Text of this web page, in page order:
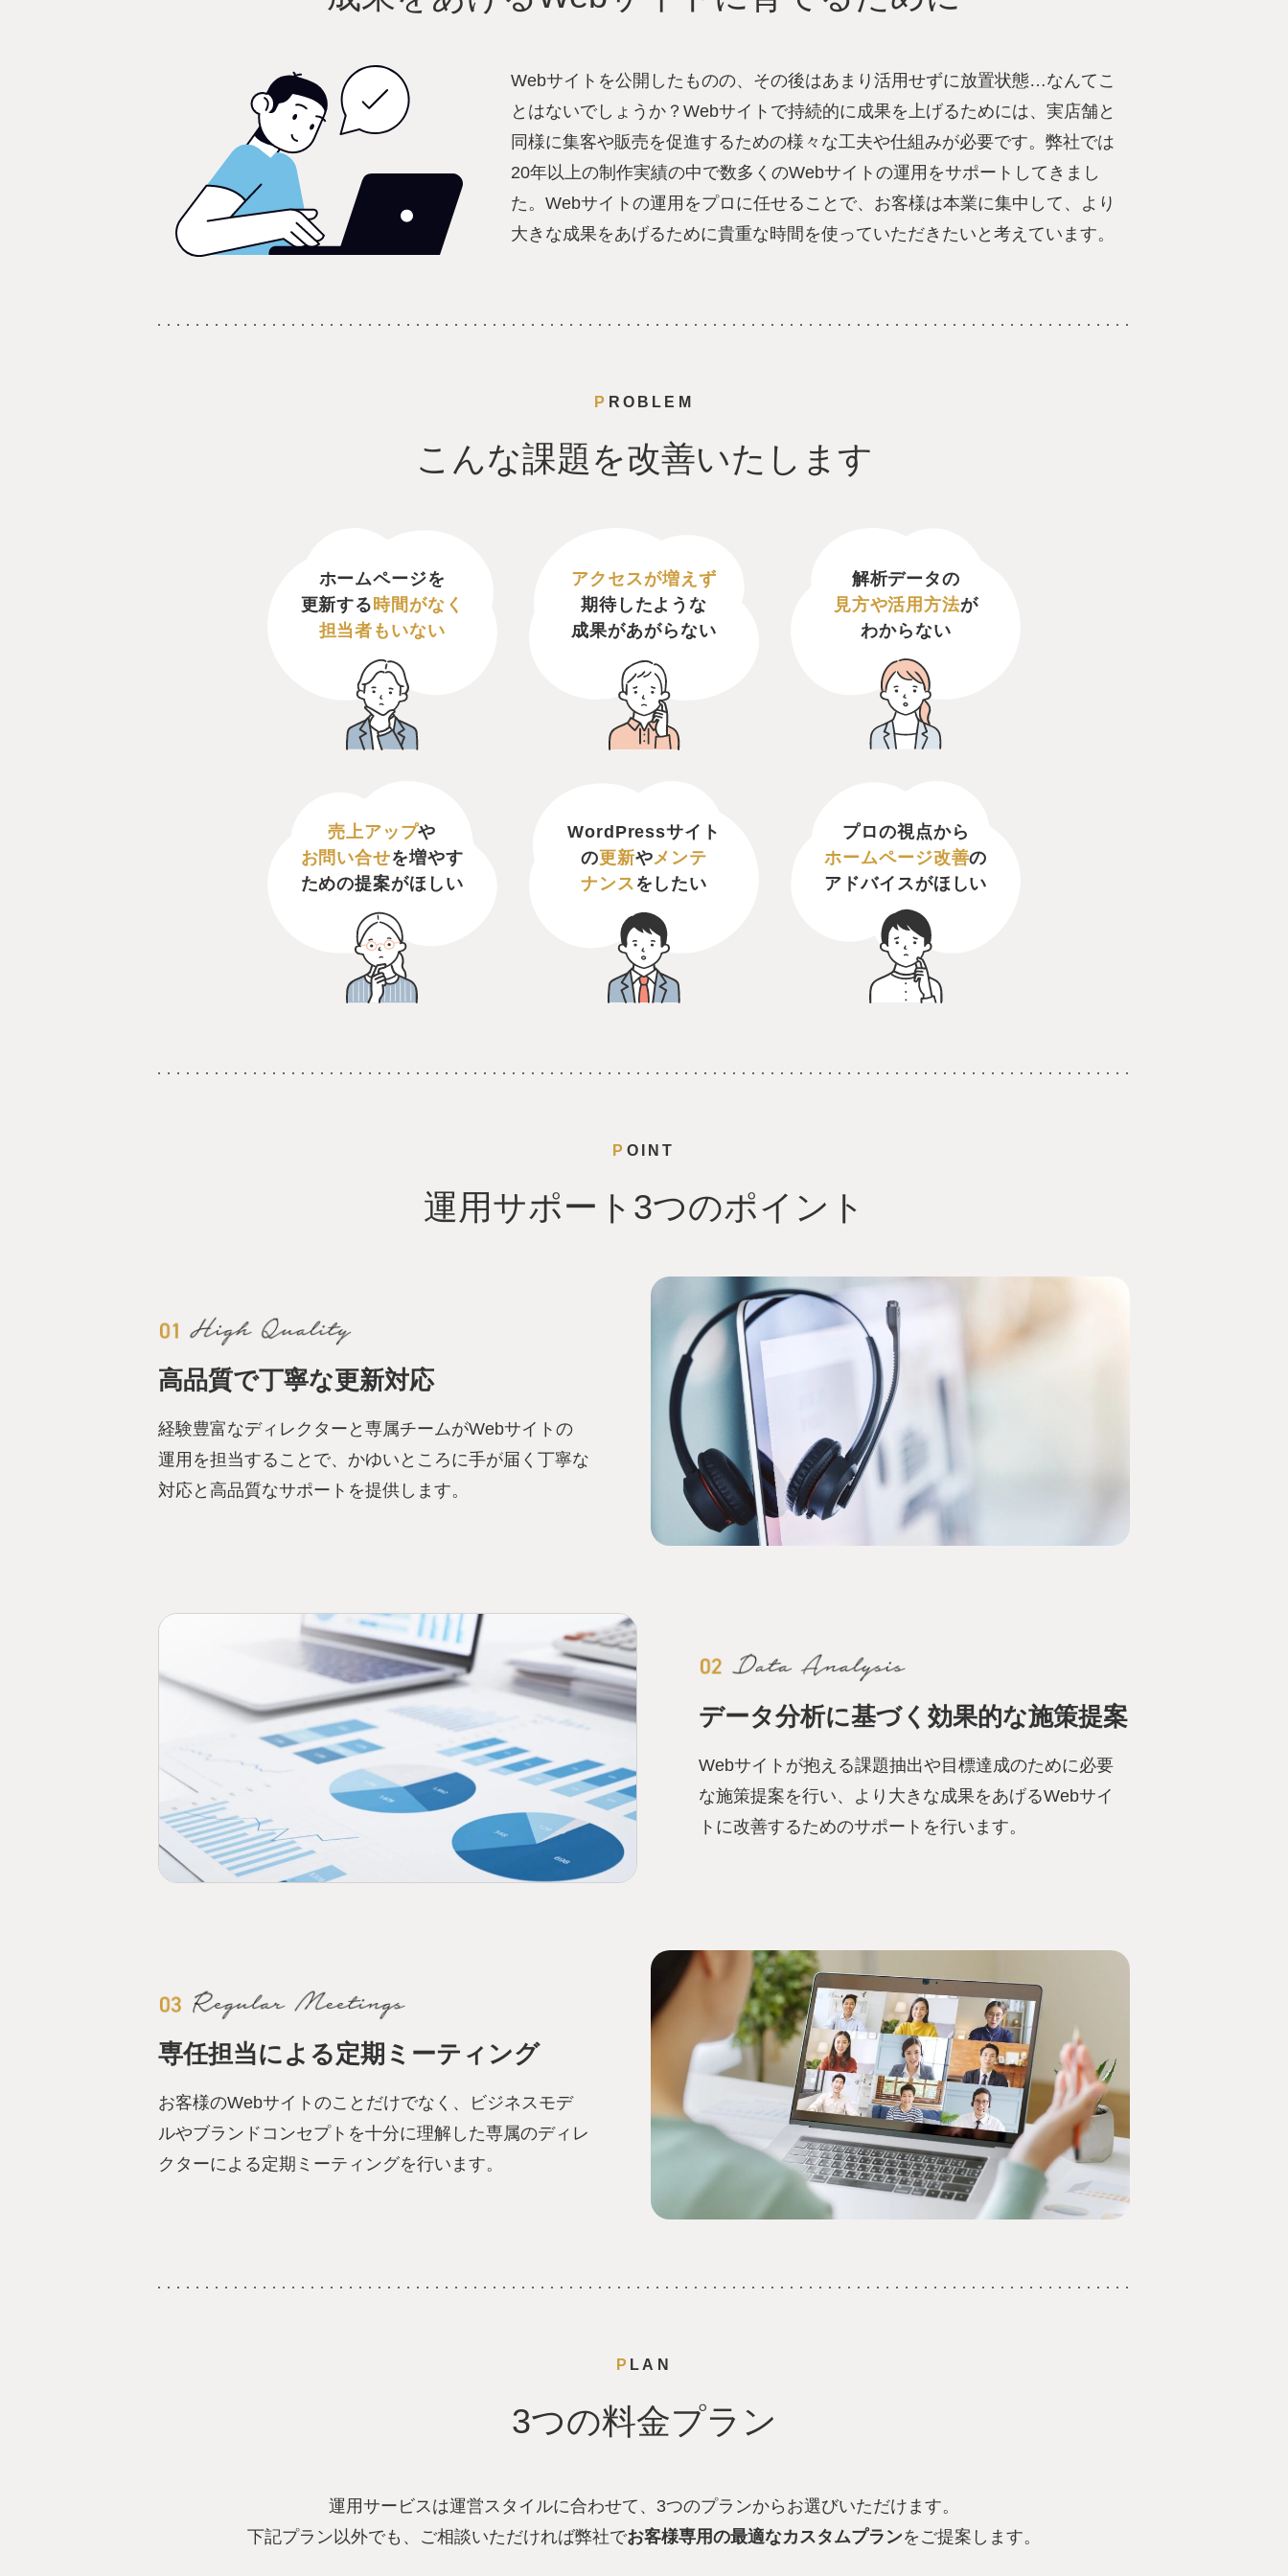
Webサイトを公開したものの、その後はあまり活用せずに放置状態…なんてこ
とはないでしょうか？Webサイトで持続的に成果を上げるためには、実店舗と
同様に集客や販売を促進するための様々な工夫や仕組みが必要です。弊社では
20年以上の制作実績の中で数多くのWebサイトの運用をサポートしてきまし
た。Webサイトの運用をプロに任せることで、お客様は本業に集中して、より
大きな成果をあげるために貴重な時間を使っていただきたいと考えています。
PROBLEM
こんな課題を改善いたします
ホームページを
更新する 時間がなく
担当者もいない
アクセスが増えず
期待したような
成果があがらない
解析データの
見方や活用方法が
わからない
売上アップや
お問い合せを増やす
ための提案がほしい
WordPressサイト
の更新やメンテ
ナンス をしたい
プロの視点から
ホームページ改善の
アドバイスがほしい
POINT
運用サポート3つのポイント
高品質で丁寧な更新対応
経験豊富なディレクターと専属チームがWebサイトの
運用を担当することで、かゆいところに手が届く丁寧な
対応と高品質なサポートを提供します。
データ分析に基づく効果的な施策提案
Webサイトが抱える課題抽出や目標達成のために必要
な施策提案を行い、より大きな成果をあげるWebサイ
トに改善するためのサポートを行います。
専任担当による定期ミーティング
お客様のWebサイトのことだけでなく、ビジネスモデ
ルやブランドコンセプトを十分に理解した専属のディレ
クターによる定期ミーティングを行います。
PLAN
3つの料金プラン
運用サービスは運営スタイルに合わせて、3つのプランからお選びいただけます。
下記プラン以外でも、ご相談いただければ弊社でお客様専用の最適なカスタムプランをご提案します。